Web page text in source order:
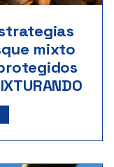
mixto